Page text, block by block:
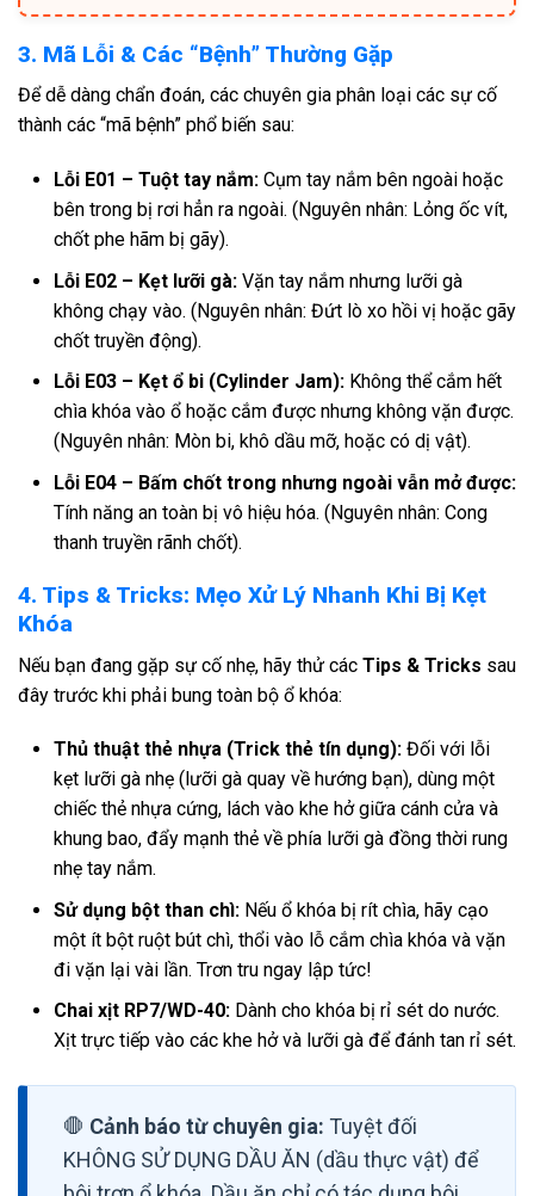
3. Mã Lỗi & Các “Bệnh” Thường Gặp
Để dễ dàng chẩn đoán, các chuyên gia phân loại các sự cố
thành các “mã bệnh” phổ biến sau:
Lỗi E01 – Tuột tay nắm: Cụm tay nắm bên ngoài hoặc
bên trong bị rơi hẳn ra ngoài. (Nguyên nhân: Lỏng ốc vít,
chốt phe hãm bị gãy).
Lỗi E02 – Kẹt lưỡi gà: Vặn tay nắm nhưng lưỡi gà
không chạy vào. (Nguyên nhân: Đứt lò xo hồi vị hoặc gãy
chốt truyền động).
Lỗi E03 – Kẹt ổ bi (Cylinder Jam): Không thể cắm hết
chìa khóa vào ổ hoặc cắm được nhưng không vặn được.
(Nguyên nhân: Mòn bi, khô dầu mỡ, hoặc có dị vật).
Lỗi E04 – Bấm chốt trong nhưng ngoài vẫn mở được:
Tính năng an toàn bị vô hiệu hóa. (Nguyên nhân: Cong
thanh truyền rãnh chốt).
4. Tips & Tricks: Mẹo Xử Lý Nhanh Khi Bị Kẹt
Khóa
Nếu bạn đang gặp sự cố nhẹ, hãy thử các Tips & Tricks sau
đây trước khi phải bung toàn bộ ổ khóa:
Thủ thuật thẻ nhựa (Trick thẻ tín dụng): Đối với lỗi
kẹt lưỡi gà nhẹ (lưỡi gà quay về hướng bạn), dùng một
chiếc thẻ nhựa cứng, lách vào khe hở giữa cánh cửa và
khung bao, đẩy mạnh thẻ về phía lưỡi gà đồng thời rung
nhẹ tay nắm.
Sử dụng bột than chì: Nếu ổ khóa bị rít chìa, hãy cạo
một ít bột ruột bút chì, thổi vào lỗ cắm chìa khóa và vặn
đi vặn lại vài lần. Trơn tru ngay lập tức!
Chai xịt RP7/WD-40: Dành cho khóa bị rỉ sét do nước.
Xịt trực tiếp vào các khe hở và lưỡi gà để đánh tan rỉ sét.
🛑 Cảnh báo từ chuyên gia: Tuyệt đối
KHÔNG SỬ DỤNG DẦU ĂN (dầu thực vật) để